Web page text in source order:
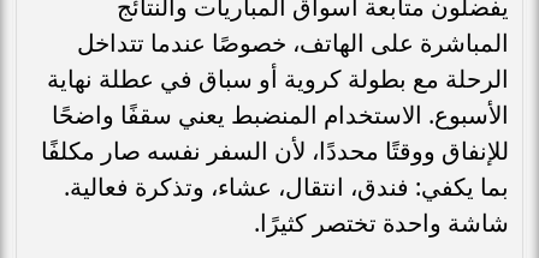
المباشرة على الهاتف، خصوصًا عندما تتداخل
الرحلة مع بطولة كروية أو سباق في عطلة نهاية
الأسبوع. الاستخدام المنضبط يعني سقفًا واضحًا
للإنفاق ووقتًا محددًا، لأن السفر نفسه صار مكلفًا
بما يكفي: فندق، انتقال، عشاء، وتذكرة فعالية.
شاشة واحدة تختصر كثيرًا.